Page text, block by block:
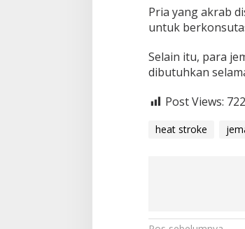
Pria yang akrab
untuk
Selain itu, para
dibutuhkan
Post Views: 722
heat stroke